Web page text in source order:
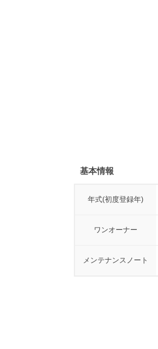
基本情報
年式(初度登録年)
ワンオーナー
メンテナンスノート